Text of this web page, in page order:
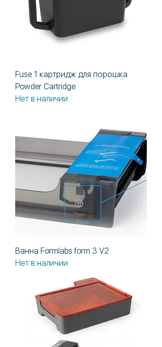
Fuse 1 картридж для порошка
Powder Cartridge
Нет в наличии
Ванна Formlabs form 3 V2
Нет в наличии